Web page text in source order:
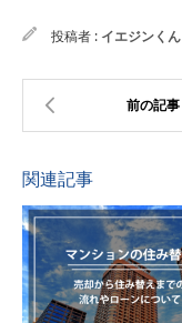
投稿者 : イエジンくん
関連記事